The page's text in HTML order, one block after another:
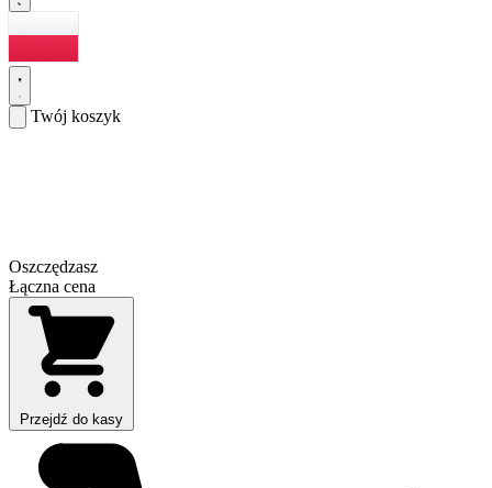
Twój koszyk
Oszczędzasz
Łączna cena
Przejdź do kasy